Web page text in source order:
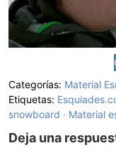
Categorías: Material
Etiquetas:
snowboard
Material
Deja una